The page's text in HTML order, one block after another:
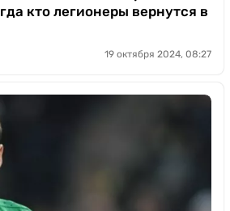
кто легионеры вернутся в
19 октября 2024, 08:27